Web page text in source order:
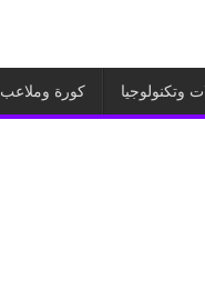
وتكنولوجيا كورة وملاعب